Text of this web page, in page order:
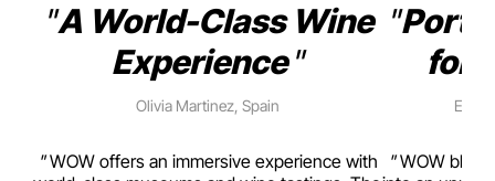
A World-Class Wine
Experience
Olivia Martinez, Spain
WOW offers an immersive experience with
for
WOW